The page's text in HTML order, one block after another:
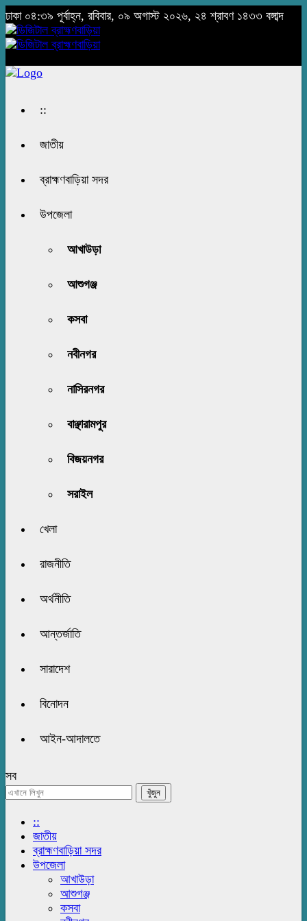
ঢাকা ০৪:৩৯ পূর্বাহ্ন, রবিবার, ০৯ অগাস্ট ২০২৬, ২৪ শ্রাবণ ১৪৩৩ বঙ্গাব্দ
::
জাতীয়
ব্রাহ্মণবাড়িয়া সদর
উপজেলা
আখাউড়া
আশুগঞ্জ
কসবা
নবীনগর
নাসিরনগর
বাঞ্ছারামপুর
বিজয়নগর
সরাইল
খেলা
রাজনীতি
অর্থনীতি
আন্তর্জাতি
সারাদেশ
বিনোদন
আইন-আদালতে
সব
::
জাতীয়
ব্রাহ্মণবাড়িয়া সদর
উপজেলা
আখাউড়া
আশুগঞ্জ
কসবা